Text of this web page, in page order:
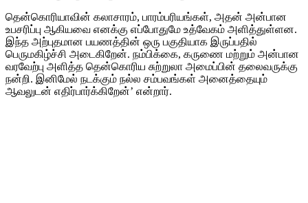
தென்கொரியாவின் கலாசாரம், பாரம்பரியங்கள், அதன் அன்பான
உபசரிப்பு ஆகியவை எனக்கு எப்போதுமே உத்வேகம் அளித்துள்ளன.
இந்த அற்புதமான பயணத்தின் ஒரு பகுதியாக இருப்பதில்
பெருமகிழ்ச்சி அடைகிறேன். நம்பிக்கை, கருணை மற்றும் அன்பான
வரவேற்பு அளித்த தென்கொரிய சுற்றுலா அமைப்பின் தலைவருக்கு
நன்றி. இனிமேல் நடக்கும் நல்ல சம்பவங்கள் அனைத்தையும்
ஆவலுடன் எதிர்பார்க்கிறேன்’ என்றார்.